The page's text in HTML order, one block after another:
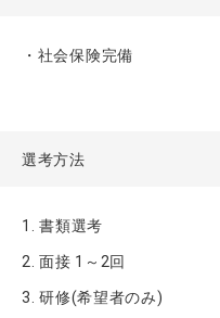
・社会保険完備
選考方法
1. 書類選考
2. 面接 1～2回
3. 研修(希望者のみ)